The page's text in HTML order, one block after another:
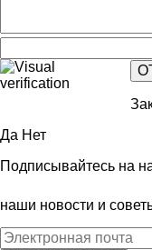
Да Нет
Подписывайтесь на
наши новости и